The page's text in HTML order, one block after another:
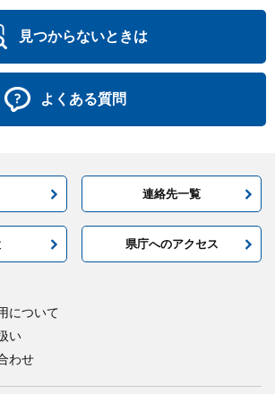
見つからないときは
よくある質問
連絡先一覧
県庁へのアクセス
について
い
わせ